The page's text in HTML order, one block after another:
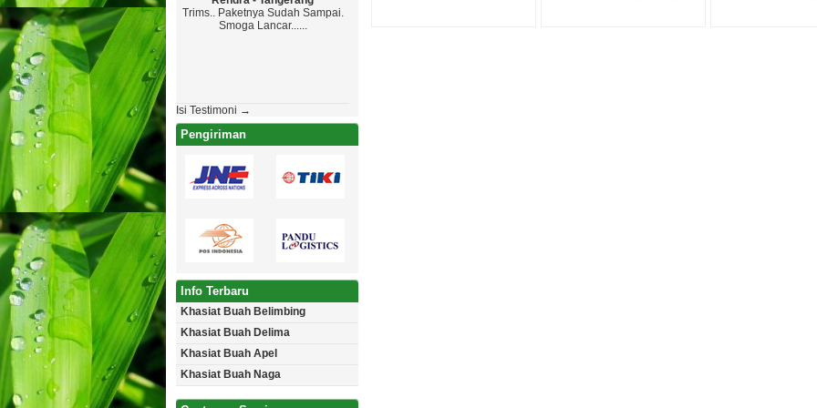
Trims.. Paketnya Sudah Sampai.
Smoga Lancar......
Top Markotop, Ya Walaupun
Isi Testimoni →
Pengiriman
Info Terbaru
Khasiat Buah Belimbing
Khasiat Buah Delima
Khasiat Buah Apel
Khasiat Buah Naga